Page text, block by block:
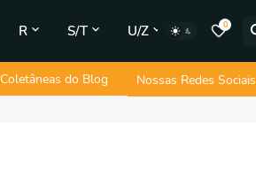
R S/T U/Z 0
Coletâneas do Blog Nossas Redes Sociais